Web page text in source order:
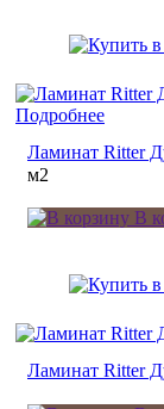
Подробнее
Ламинат Ritter
м2
В
Ламинат Ritter